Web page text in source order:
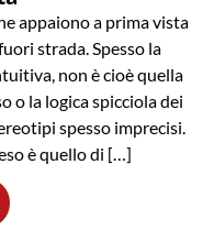
appaiono a prima vista
strada. Spesso la
non è cioè quella
o la logica spicciola dei
spesso imprecisi.
è quello di […]